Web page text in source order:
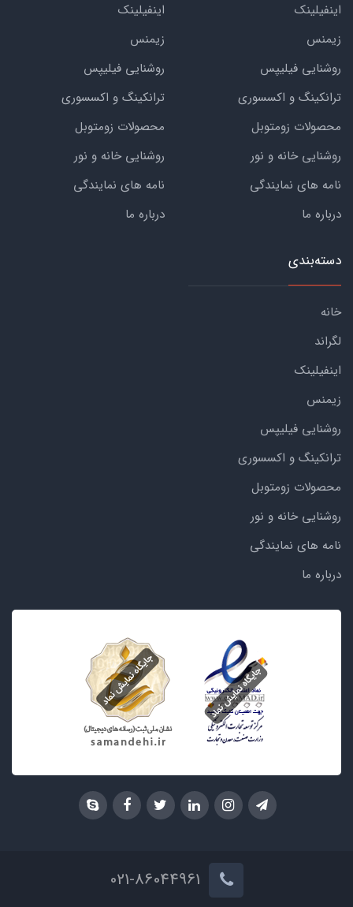
اینفیلینک
زیمنس
روشنایی فیلیپس
ترانکینگ و اکسسوری
محصولات زومتوبل
روشنایی خانه و نور
نامه های نمایندگی
درباره ما
اینفیلینک
زیمنس
روشنایی فیلیپس
ترانکینگ و اکسسوری
محصولات زومتوبل
روشنایی خانه و نور
نامه های نمایندگی
درباره ما
دسته‌بندی
خانه
لگراند
اینفیلینک
زیمنس
روشنایی فیلیپس
ترانکینگ و اکسسوری
محصولات زومتوبل
روشنایی خانه و نور
نامه های نمایندگی
درباره ما